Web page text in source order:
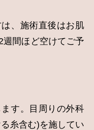
、施術直後はお肌
間ほど空けてご予
す。目周りの外科
糸含む)を施してい